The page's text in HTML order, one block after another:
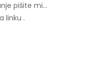
pišite mi…
linku .